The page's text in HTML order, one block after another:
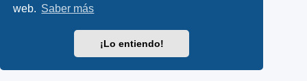
web. Saber más
¡Lo entiendo!